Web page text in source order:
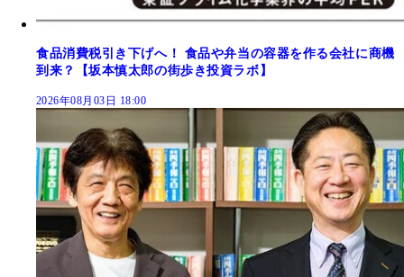
食品消費税引き下げへ！ 食品や弁当の容器を作る会社に商機
到来？【坂本慎太郎の街歩き投資ラボ】
2026年08月03日 18:00